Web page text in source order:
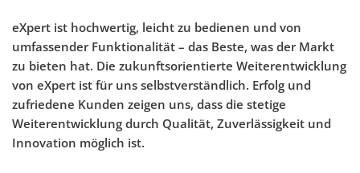
eXpert ist hochwertig, leicht zu bedienen und von
umfassender Funktionalität – das Beste, was der Markt
zu bieten hat. Die zukunftsorientierte Weiterentwicklung
von eXpert ist für uns selbstverständlich. Erfolg und
zufriedene Kunden zeigen uns, dass die stetige
Weiterentwicklung durch Qualität, Zuverlässigkeit und
Innovation möglich ist.